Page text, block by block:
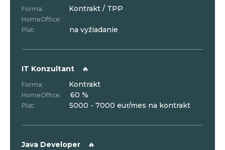
Forma: Kontrakt / TPP
HomeOffice:
Plat:
na vyžiadanie
IT Konzultant 🔥
Forma: Kontrakt
HomeOffice: 60 %
Plat: 5000 - 7000 eur/mes na kontrakt
Java Developer 🔥